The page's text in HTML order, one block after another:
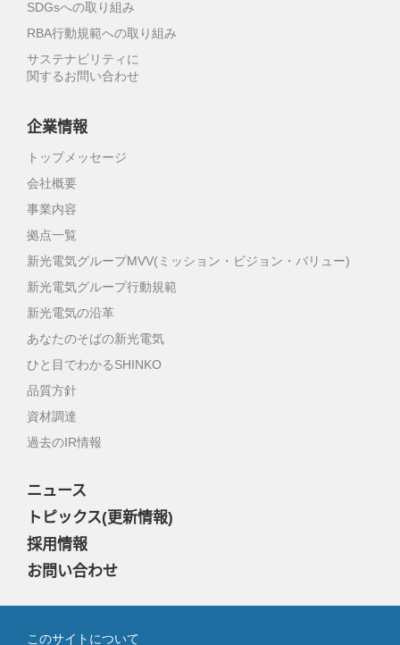
SDGsへの取り組み
RBA行動規範への取り組み
サステナビリティに
関するお問い合わせ
企業情報
トップメッセージ
会社概要
事業内容
拠点一覧
新光電気グループMVV(ミッション・ビジョン・バリュー)
新光電気グループ行動規範
新光電気の沿革
あなたのそばの新光電気
ひと目でわかるSHINKO
品質方針
資材調達
過去のIR情報
ニュース
トピックス(更新情報)
採用情報
お問い合わせ
このサイトについて